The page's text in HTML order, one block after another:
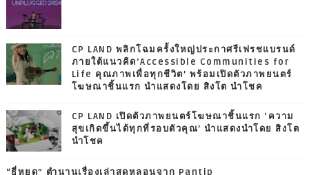
CP LAND พลิกโฉมครั้งใหญ่ประกาศรีเฟรชแบรนด์
ภายใต้แนวคิด‘Accessible Communities for
Life คุณภาพเพื่อทุกชีวิต’ พร้อมเปิดตัวภาพยนตร์
โฆษณาชิ้นแรก นำแสดงโดย สิงโต นำโชค
CP LAND เปิดตัวภาพยนตร์โฆษณาชิ้นแรก ‘ความ
สุขเกิดขึ้นได้ทุกที่รอบตัวคุณ’ นำแสดงนำโดย สิงโต
นำโชค
“ธี่หยด” ตำนานเรื่องเล่าสุดหลอนจาก Pantip